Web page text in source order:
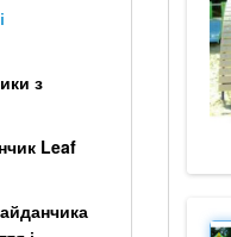
Комбі
з
з дерева
з
Leaf